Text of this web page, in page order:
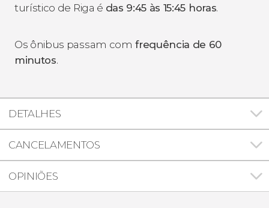
turístico de Riga é das 9:45 às 15:45 horas.
Os ônibus passam com frequência de 60
minutos.
DETALHES
CANCELAMENTOS
OPINIÕES